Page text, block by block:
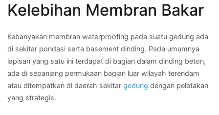
Kelebihan Membran Bakar
Kebanyakan membran waterproofing pada suatu gedung ada
di sekitar pondasi serta basement dinding. Pada umumnya
lapisan yang satu ini terdapat di bagian dalam dinding beton,
ada di sepanjang permukaan bagian luar wilayah terendam
atau ditempatkan di daerah sekitar gedung dengan peletakan
yang strategis.